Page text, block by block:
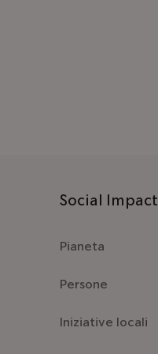
Social Impact
Pianeta
Persone
Iniziative locali